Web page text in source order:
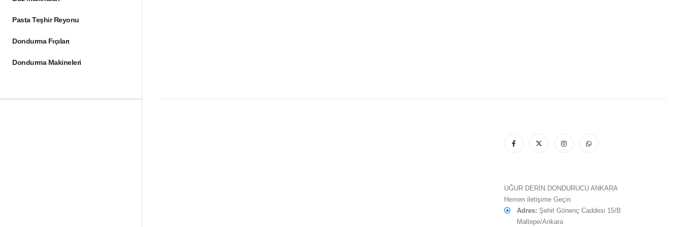
Pasta Teşhir Reyonu
Dondurma Fıçıları
Dondurma Makineleri
UĞUR DERİN DONDURUCU ANKARA
Hemen iletişime Geçin
Adres: Şehit Gönenç Caddesi 15/B
Maltepe/Ankara